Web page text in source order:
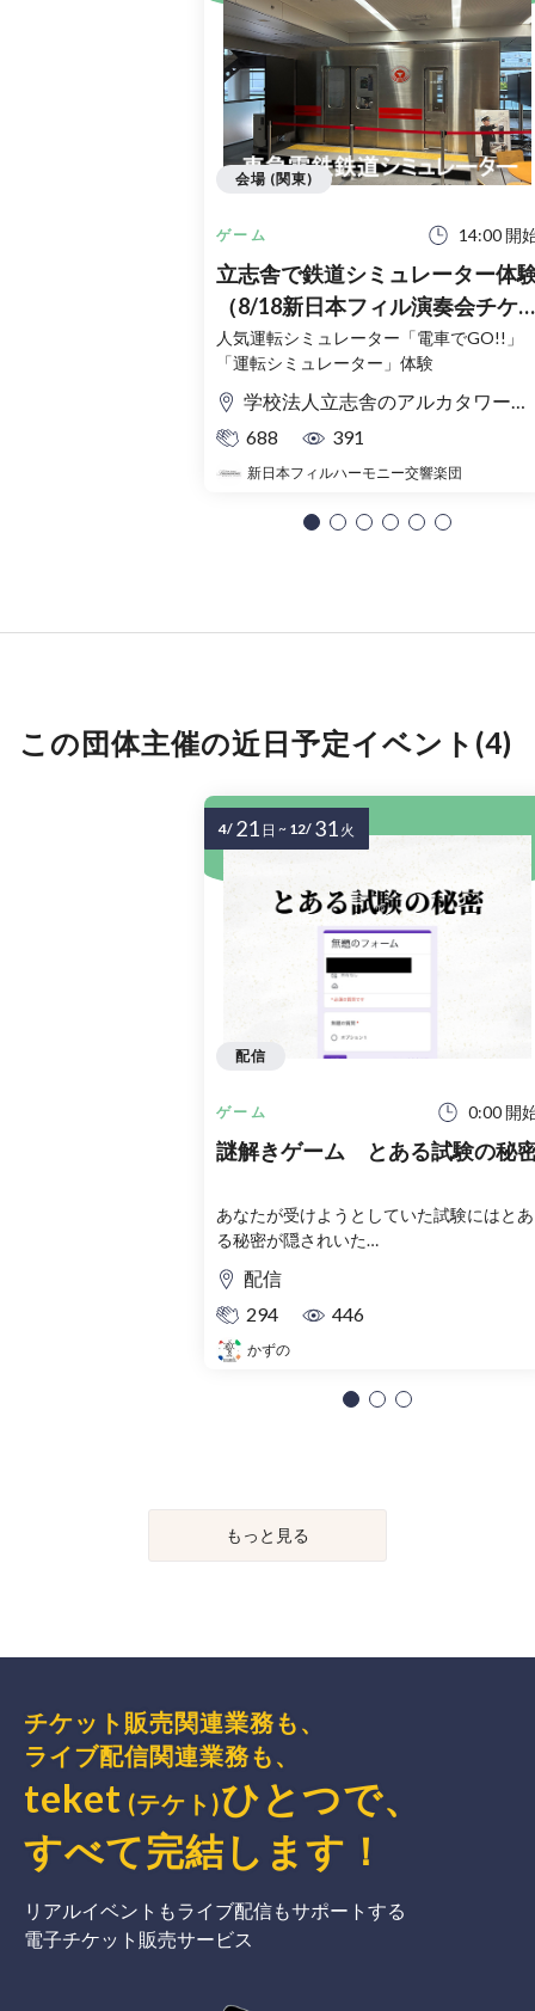
ゲーム 14:00 開
立志舎で鉄道シミュレーター体
（8/18新日本フィル演奏会チケ
ット購入者限定）
人気運転シミュレーター「電車でGO!!」
「運転シミュレーター」体験
学校法人立志舎のアルカタワーズ校舎
688
391
新日本フィルハーモニー交響楽団
会場 (関東)
この団体主催の近日予定イベント(4)
ゲーム 0:00 開
謎解きゲーム とある試験の秘
あなたが受けようとしていた試験にはとあ
る秘密が隠されいた…
配信
294
446
かずの
配信
4/ 21 日 ~ 12/ 31 火
もっと見る
チケット販売関連業務も、
ライブ配信関連業務も、
teket (テケト)ひとつで、
すべて完結 します ！
リアルイベントもライブ配信もサポートする
電子チケット販売サービス